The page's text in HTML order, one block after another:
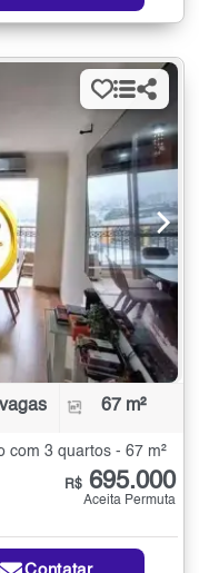
67 m²
com 3 quartos - 67 m²
R$ 695.000
Aceita Permuta